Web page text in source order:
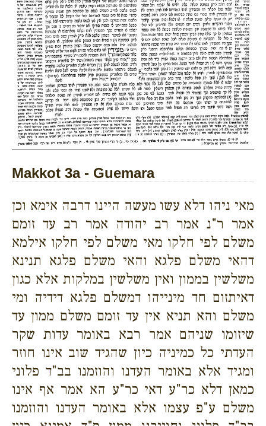
Makkot 3a - Guemara
מאי ניהו דלא עשו מעשה היינו דרבה אימא וכן
אמר ר"נ אמר רב יהודה אמר רב עד זומם
משלם לפי חלקו מאי משלם לפי חלקו אילמא
דהאי משלם פלגא והאי משלם פלגא תנינא
משלשין בממון ואין משלשין במלקות אלא כגון
דאיתזום חד מינייהו דמשלם פלגא דידיה ומי
משלם והא תניא אין עד זומם משלם ממון עד
שיזומו שניהם אמר רבא באומר עדות שקר
העדתי כל כמיניה כיון שהגיד שוב אינו חוזר
ומגיד אלא באומר העדנו והוזמנו בב"ד פלוני
כמאן דלא כר"ע דאי כר"ע הא אמר אף אינו
משלם ע"פ עצמו אלא באומר העדנו והוזמנו